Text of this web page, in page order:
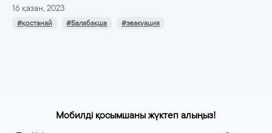
16 қазан, 2023
#қостанай #Балабақша #эвакуация
Мобилді қосымшаны жүктеп алыңыз!